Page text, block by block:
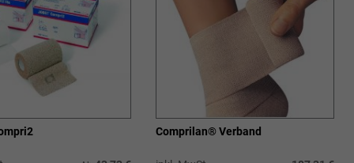
Comprilan® Verband